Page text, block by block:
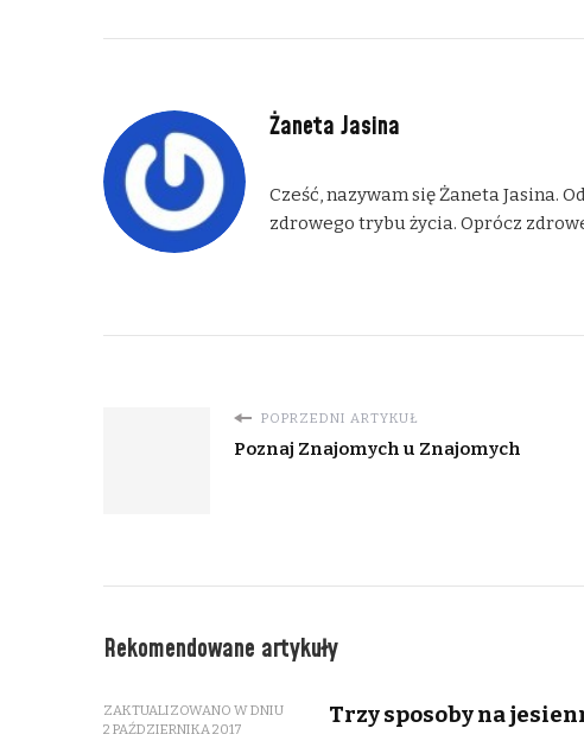
Żaneta Jasina
Cześć, nazywam się Żaneta Jasina.
zdrowego trybu życia. Oprócz
POPRZEDNI ARTYKUŁ
Poznaj Znajomych u Znajomych
Rekomendowane artykuły
ZAKTUALIZOWANO W DNIU
2 PAŹDZIERNIKA 2017
Trzy sposoby na